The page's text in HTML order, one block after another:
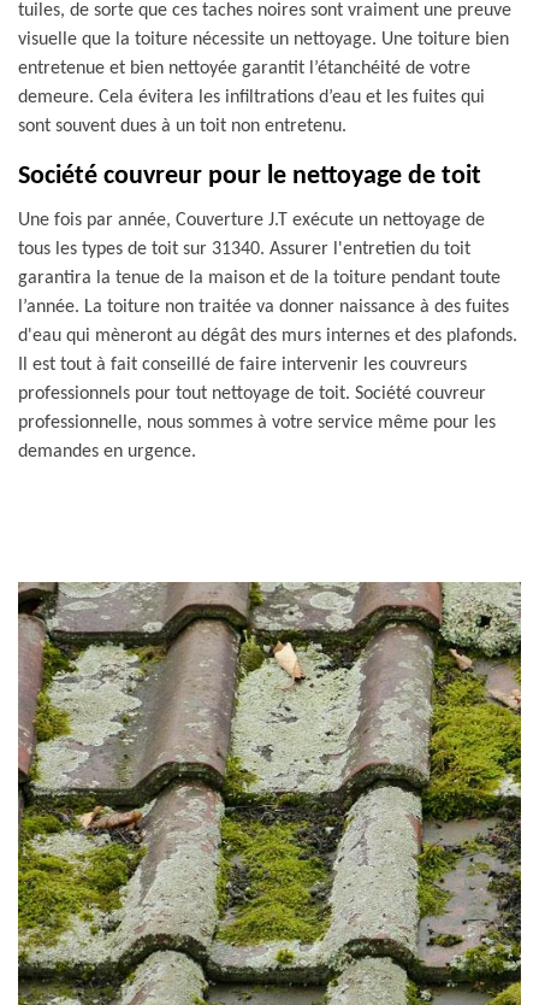
tuiles, de sorte que ces taches noires sont vraiment une preuve
visuelle que la toiture nécessite un nettoyage. Une toiture bien
entretenue et bien nettoyée garantit l’étanchéité de votre
demeure. Cela évitera les infiltrations d’eau et les fuites qui
sont souvent dues à un toit non entretenu.
Société couvreur pour le nettoyage de toit
Une fois par année, Couverture J.T exécute un nettoyage de
tous les types de toit sur 31340. Assurer l'entretien du toit
garantira la tenue de la maison et de la toiture pendant toute
l’année. La toiture non traitée va donner naissance à des fuites
d'eau qui mèneront au dégât des murs internes et des plafonds.
Il est tout à fait conseillé de faire intervenir les couvreurs
professionnels pour tout nettoyage de toit. Société couvreur
professionnelle, nous sommes à votre service même pour les
demandes en urgence.